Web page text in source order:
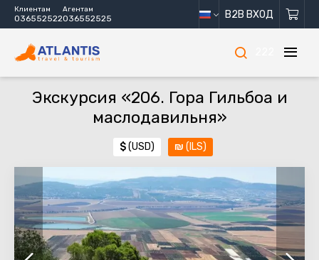
Клиентам
036552522
Агентам
036552525 B2B ВХОД
Экскурсия «206. Гора Гильбоа и
маслодавильня»
$(USD) ₪ (ILS)